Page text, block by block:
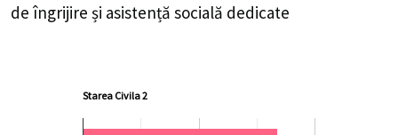
de îngrijire și asistență socială dedicate
Starea Civila 2